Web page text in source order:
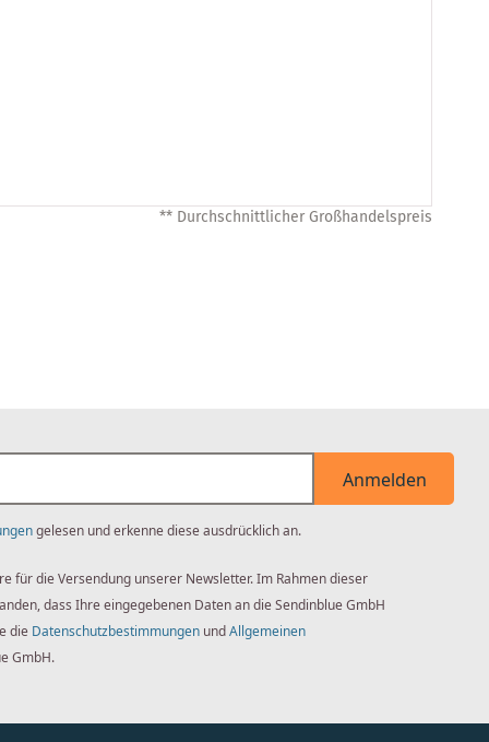
** Durchschnittlicher Großhandelspreis
Anmelden
gelesen und erkenne diese ausdrücklich an.
für die Versendung unserer Newsletter. Im Rahmen dieser
dass Ihre eingegebenen Daten an die Sendinblue GmbH
die Datenschutzbestimmungen undAllgemeinen
GmbH.